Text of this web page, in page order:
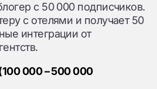
с 50 000 подписчиков.
с отелями и получает 50
интеграции от
000 – 500 000